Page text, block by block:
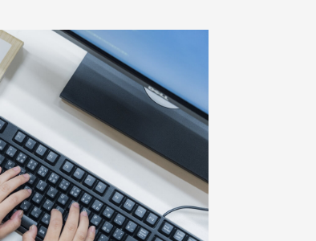
係・社会性
と親密な関係を築き、その信頼関
広げます。